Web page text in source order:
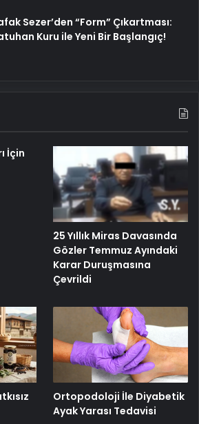
Sezer’den “Form” Çıkartması:
Kuru ile Yeni Bir Başlangıç!
İçin
25 Yıllık Miras Davasında
Gözler Temmuz Ayındaki
Karar Duruşmasına
Çevrildi
Ortopodoloji İle Diyabetik
Ayak Yarası Tedavisi